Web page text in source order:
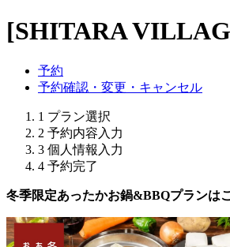
[SHITARA
予約
予約確認・変更・キャンセル
1 プラン選択
2 予約内容入力
3 個人情報入力
4 予約完了
冬季限定あったかお鍋&BBQプランは